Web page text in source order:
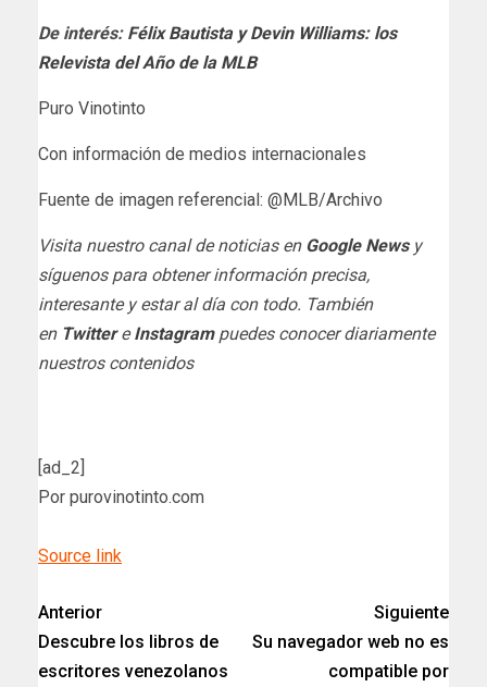
De interés: Félix Bautista y Devin Williams: los
Relevista del Año de la MLB
Puro Vinotinto
Con información de medios internacionales
Fuente de imagen referencial: @MLB/Archivo
Visita nuestro canal de noticias en Google Newsy
síguenos para obtener información precisa,
interesante y estar al día con todo. También
en TwittereInstagrampuedes conocer diariamente
nuestros contenidos
[ad_2]
Por purovinotinto.com
Source link
Anterior
Descubre los libros de
escritores venezolanos
Siguiente
Su navegador web no es
compatible por